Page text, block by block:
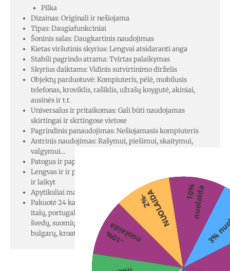
Pilka
Dizainas: Originali ir nešiojama
Tipas: Daugiafunkciniai
Šoninis salas: Daugkartinis naudojimas
Kietas viršutinis skyrius: Lengvai atsidaranti anga
Stabili pagrindo atrama: Tvirtas palaikymas
Skyrius daiktams: Vidinis sutvirtinimo dirželis
Objektų parduotuvė: Kompiuteris, pėlė, mobilusis
telefonas, kroviklis, rašiklis, užrašų knygutė, akiniai,
ausinės ir t.t.
Universalus ir pritaikomas: Gali būti naudojamas
skirtingai ir skrtingose vietose
Pagrindinis panaudojimas: Nešiojamasis kompiuteris
Antrinis naudojimas: Rašymui, piešimui, skaitymui,
valgymui…
Patogus ir paprastas naudoti: Lova, sofa, krėslas ir t.t.
Lengvas ir ir paprastai valdomas: Lengva transportuoti
ir laikyt
Apytiksliai matmenys: 40,5 x 33 x 6,5 cm
Pakuotė 24 kalbomis: anglų, prancūzų, ispanų, vokiečių,
italų, portugalų, olandų, lenkų, vengrų, rumunų, danų,
švedų, suomių, lietuvių, norvegų, slovėnų, graikų, čekų,
bulgarų, kroatų, slovakų, estų, rusų, latvių
3%
-
1
0
%
n
u
o
l
a
i
d
a
2
%
-
N
U
O
L
A
I
D
A 1
0
%
n
u
o
l
a
i
d
a